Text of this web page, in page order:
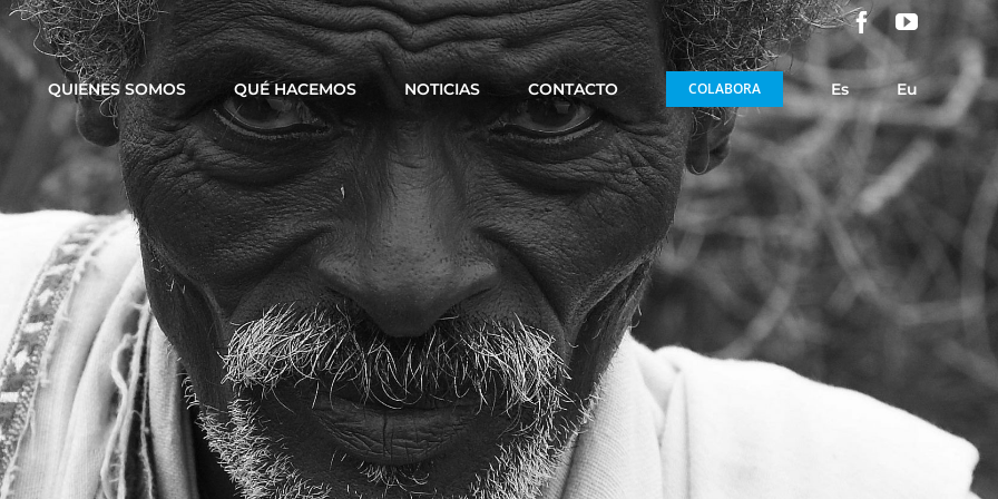
FacebookYouTube
QUIÉNES SOMOS QUÉ HACEMOS NOTICIAS CONTACTO COLABORA Es Eu